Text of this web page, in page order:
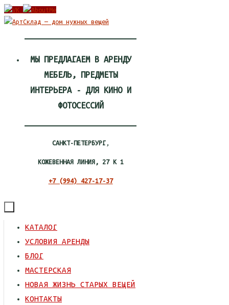
Перейти
к
МЫ ПРЕДЛАГАЕМ В АРЕНДУ
МЕБЕЛЬ, ПРЕДМЕТЫ
ИНТЕРЬЕРА - ДЛЯ КИНО И
ФОТОСЕССИЙ
САНКТ-ПЕТЕРБУРГ,
КОЖЕВЕННАЯ ЛИНИЯ, 27 К 1
+7 (994) 427-17-37
ПЕРЕЙТИКАТАЛОГ
УСЛОВИЯ АРЕНДЫ
БЛОГ
МАСТЕРСКАЯ
НОВАЯ ЖИЗНЬ СТАРЫХ ВЕЩЕЙ
КОНТАКТЫ